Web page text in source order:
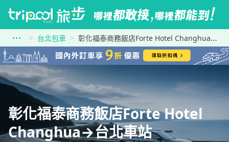
台北包車 彰化福泰商務飯店Forte Hotel Changhua到台北車站
彰化福泰商務飯店Forte Hotel
Changhua→台北車站